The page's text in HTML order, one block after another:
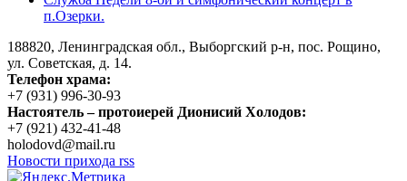
п.Озерки.
188820, Ленинградская обл., Выборгский р-н, пос. Рощино,
ул. Советская, д. 14.
Телефон храма:
+7 (931) 996-30-93
Настоятель – протоиерей Дионисий Холодов:
+7 (921) 432-41-48
holodovd@mail.ru
Новости прихода rss